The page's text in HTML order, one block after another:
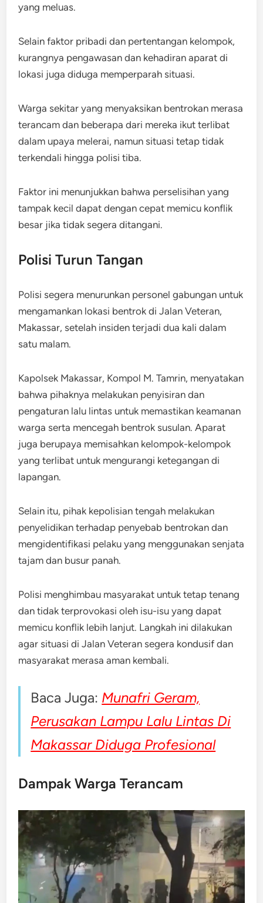
yang meluas.
Selain faktor pribadi dan pertentangan kelompok,
kurangnya pengawasan dan kehadiran aparat di
lokasi juga diduga memperparah situasi.
Warga sekitar yang menyaksikan bentrokan merasa
terancam dan beberapa dari mereka ikut terlibat
dalam upaya melerai, namun situasi tetap tidak
terkendali hingga polisi tiba.
Faktor ini menunjukkan bahwa perselisihan yang
tampak kecil dapat dengan cepat memicu konflik
besar jika tidak segera ditangani.
Polisi Turun Tangan
Polisi segera menurunkan personel gabungan untuk
mengamankan lokasi bentrok di Jalan Veteran,
Makassar, setelah insiden terjadi dua kali dalam
satu malam.
Kapolsek Makassar, Kompol M. Tamrin, menyatakan
bahwa pihaknya melakukan penyisiran dan
pengaturan lalu lintas untuk memastikan keamanan
warga serta mencegah bentrok susulan. Aparat
juga berupaya memisahkan kelompok-kelompok
yang terlibat untuk mengurangi ketegangan di
lapangan.
Selain itu, pihak kepolisian tengah melakukan
penyelidikan terhadap penyebab bentrokan dan
mengidentifikasi pelaku yang menggunakan senjata
tajam dan busur panah.
Polisi menghimbau masyarakat untuk tetap tenang
dan tidak terprovokasi oleh isu-isu yang dapat
memicu konflik lebih lanjut. Langkah ini dilakukan
agar situasi di Jalan Veteran segera kondusif dan
masyarakat merasa aman kembali.
Baca Juga: Munafri Geram,
Perusakan Lampu Lalu Lintas Di
Makassar Diduga Profesional
Dampak Warga Terancam